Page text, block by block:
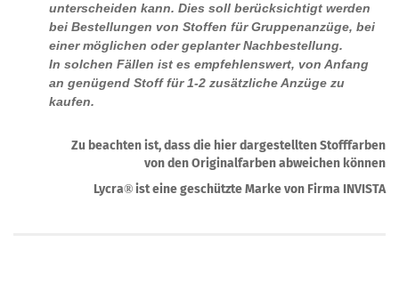
unterscheiden kann. Dies soll berücksichtigt werden
bei Bestellungen von Stoffen für Gruppenanzüge, bei
einer möglichen oder geplanter Nachbestellung.
In solchen Fällen ist es empfehlenswert, von Anfang
an genügend Stoff für 1-2 zusätzliche Anzüge zu
kaufen.
Zu beachten ist, dass die hier dargestellten Stofffarben
von den Originalfarben abweichen können
Lycra® ist eine geschützte Marke von Firma INVISTA